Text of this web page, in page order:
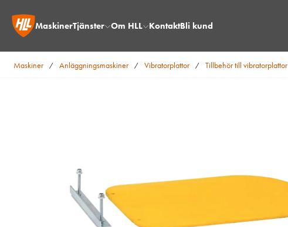
MaskinerTjänster Om HLL KontaktBli kund
Maskiner / Anläggningsmaskiner / Vibratorplattor / Tillbehör till vibratorplattor